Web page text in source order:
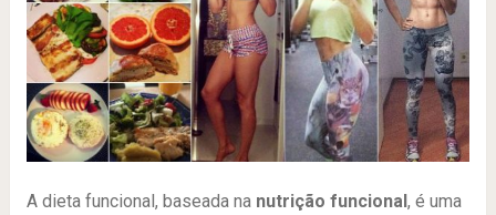
A dieta funcional, baseada na nutrição funcional , é uma